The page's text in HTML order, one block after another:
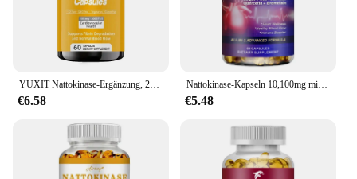
YUXIT Nattokinase-Ergänzung, 2000-Fu-Portionen, 120 Kapseln (aus Natto, Japan) System Enzym
€6.58
Nattokinase-Kapseln 10,100mg mit coq10 rotem Hefe-Reis-Quercetin-Bromelain -Immun-Booster
€5.48